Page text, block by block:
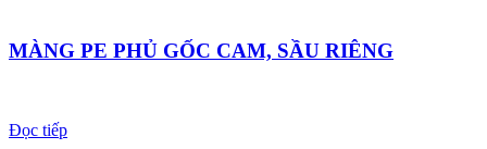
MÀNG PE PHỦ GỐC CAM, SẦU RIÊNG
Đọc tiếp